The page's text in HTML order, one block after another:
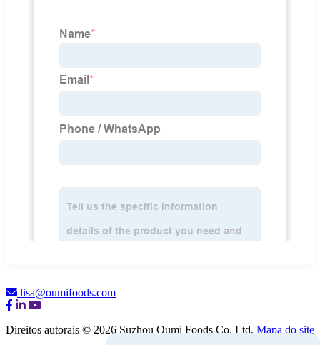
lisa@oumifoods.com
Direitos autorais © 2026 Suzhou Oumi Foods Co. Ltd. Mapa do site